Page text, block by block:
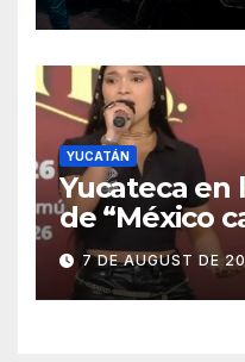
YUCATÁN
Yucateca en
de “México
7 DE AUGUST DE